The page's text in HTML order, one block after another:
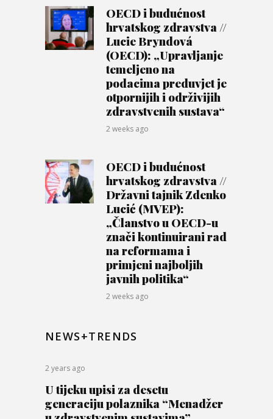
OECD i budućnost
hrvatskog zdravstva //
Lucie Bryndová
(OECD): „Upravljanje
temeljeno na
podacima preduvjet je
otpornijih i održivijih
zdravstvenih sustava“
2 weeks ago
OECD i budućnost
hrvatskog zdravstva //
Državni tajnik Zdenko
Lucić (MVEP):
„Članstvo u OECD-u
znači kontinuirani rad
na reformama i
primjeni najboljih
javnih politika“
2 weeks ago
NEWS+TRENDS
2 years ago
U tijeku upisi za desetu
generaciju polaznika “Menadžer